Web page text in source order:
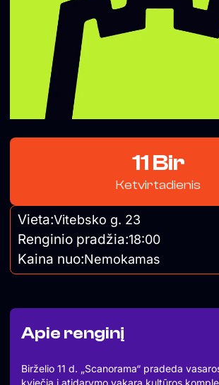
Apie renginį
Birželio 11 d. „Scanorama“ pradeda
kviečia į atidarymo vakarą kultūros
11 Bir
Ketvirtadienis
Vieta:Vitebsko g. 23
Renginio pradžia:18:00
Kaina nuo:Nemokamas